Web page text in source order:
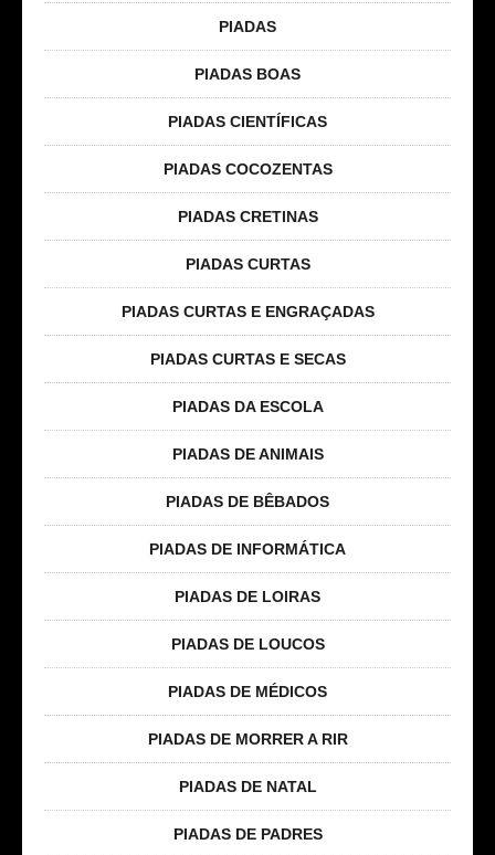
PIADAS
PIADAS BOAS
PIADAS CIENTÍFICAS
PIADAS COCOZENTAS
PIADAS CRETINAS
PIADAS CURTAS
PIADAS CURTAS E ENGRAÇADAS
PIADAS CURTAS E SECAS
PIADAS DA ESCOLA
PIADAS DE ANIMAIS
PIADAS DE BÊBADOS
PIADAS DE INFORMÁTICA
PIADAS DE LOIRAS
PIADAS DE LOUCOS
PIADAS DE MÉDICOS
PIADAS DE MORRER A RIR
PIADAS DE NATAL
PIADAS DE PADRES